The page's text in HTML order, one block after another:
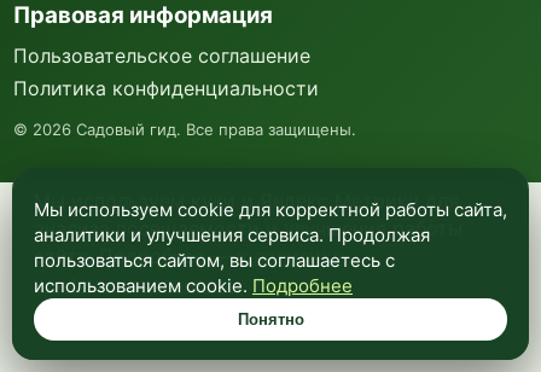
Мы используем куки и Яндекс Метрику для
анализа посещаемости и улучшения работы
сайта. Подробнее —в политике
конфиденциальности.
Понятно
Правовая информация
Пользовательское соглашение
Политика конфиденциальности
© 2026 Садовый гид. Все права защищены.
Мы используем cookie для корректной работы сайта,
аналитики и улучшения сервиса. Продолжая
пользоваться сайтом, вы соглашаетесь с
использованием cookie. Подробнее
Понятно